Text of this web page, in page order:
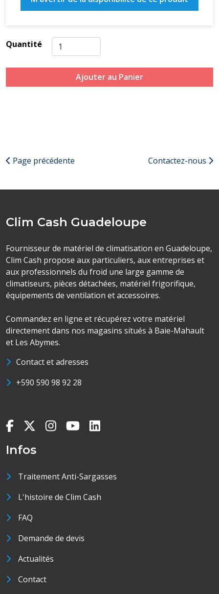
Quantité
Ajouter au Panier
Page précédente Contactez-nous
Clim Cash Guadeloupe
Fournisseur de matériel de climatisation en Guadeloupe,
Clim Cash propose aux particuliers, aux entreprises et
aux professionnels du froid une large gamme de
climatiseurs, pièces détachées, matériel frigorifique,
équipements de ventilation et accessoires.
Commandez en ligne et récupérez votre matériel
directement dans nos magasins situés à Baie-Mahault
et Les Abymes.
Contact et adresses
+590 590 98 92 28
Infos
Traitement Anti-Sargasses
L'histoire de Clim Cash
FAQ
Demande de devis
Actualités
Contact